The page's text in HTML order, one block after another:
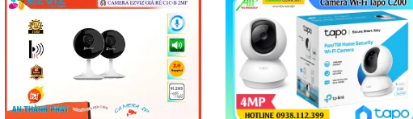
năng bảo vệ. Hỗ trợ thẻ nhớ lên đến
512GB và dễ dàng quản lý qua ứng
dụng, Tapo C100 mang đến sự an
tâm trọn vẹn chỉ trong vài thao
giá rẻ